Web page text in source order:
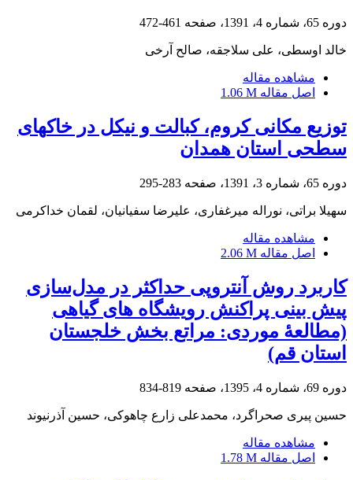
دوره 65، شماره 4، 1391، صفحه 461-472
خالد اوسطی، علی سلاجقه، صالح آرخی
مشاهده مقاله
اصل مقاله 1.06 M
توزیع مکانی کروم، کبالت و نیکل در خاک‎های
سطحی استان همدان
دوره 65، شماره 3، 1391، صفحه 283-295
سهیلا براتی، نوراله میرغفاری، علیرضا سفیانیان، لقمان خداکرمی
مشاهده مقاله
اصل مقاله 2.06 M
کاربرد روش آنتروپی حداکثر در مدل‌سازی
پیش بینی پراکنش رویشگاه های گیاهی
(مطالعۀ موردی: مراتع بخش خلجستان
استان قم)
دوره 69، شماره 4، 1395، صفحه 819-834
حسین پیری صحراگرد، محمدعلی زارع چاهوکی، حسین آذرنیوند
مشاهده مقاله
اصل مقاله 1.78 M